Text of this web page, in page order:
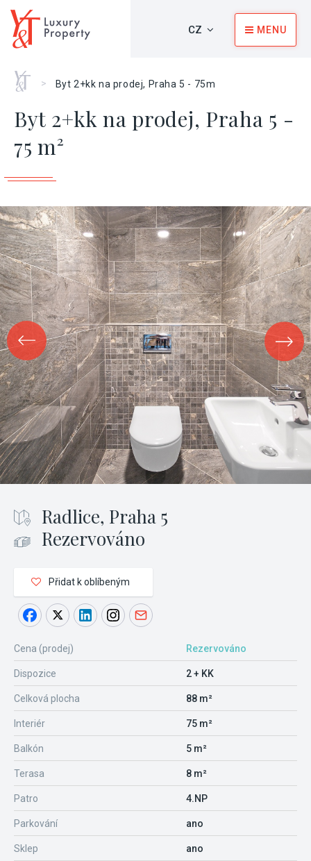
CZ MENU
Home
> Byt 2+kk na prodej, Praha 5 - 75m
Byt 2+kk na prodej, Praha 5 -
75 m²
Radlice, Praha 5
Rezervováno
Přidat k oblíbeným
Cena (prodej) Rezervováno
Dispozice 2 + KK
Celková plocha 88 m²
Interiér 75 m²
Balkón 5 m²
Terasa 8 m²
Patro 4.NP
Parkování ano
Sklep ano